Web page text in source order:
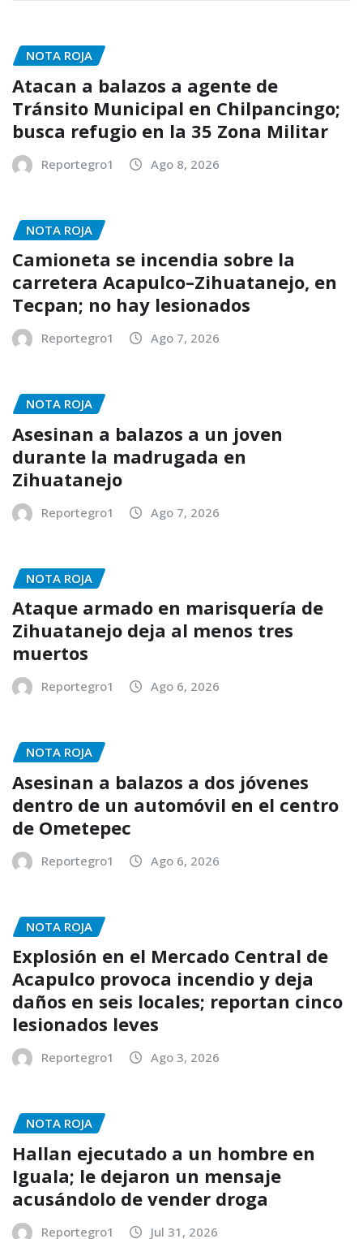
NOTA ROJA
Atacan a balazos a agente de
Tránsito Municipal en Chilpancingo;
busca refugio en la 35 Zona Militar
Reportegro1 Ago 8, 2026
NOTA ROJA
Camioneta se incendia sobre la
carretera Acapulco–Zihuatanejo, en
Tecpan; no hay lesionados
Reportegro1 Ago 7, 2026
NOTA ROJA
Asesinan a balazos a un joven
durante la madrugada en
Zihuatanejo
Reportegro1 Ago 7, 2026
NOTA ROJA
Ataque armado en marisquería de
Zihuatanejo deja al menos tres
muertos
Reportegro1 Ago 6, 2026
NOTA ROJA
Asesinan a balazos a dos jóvenes
dentro de un automóvil en el centro
de Ometepec
Reportegro1 Ago 6, 2026
NOTA ROJA
Explosión en el Mercado Central de
Acapulco provoca incendio y deja
daños en seis locales; reportan cinco
lesionados leves
Reportegro1 Ago 3, 2026
NOTA ROJA
Hallan ejecutado a un hombre en
Iguala; le dejaron un mensaje
acusándolo de vender droga
Reportegro1 Jul 31, 2026